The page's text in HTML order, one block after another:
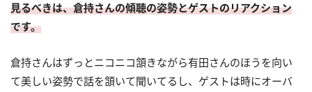
見るべきは、倉持さんの傾聴の姿勢とゲストのリアクション
です。
倉持さんはずっとニコニコ頷きながら有田さんのほうを向い
て美しい姿勢で話を頷いて聞いてるし、ゲストは時にオーバ